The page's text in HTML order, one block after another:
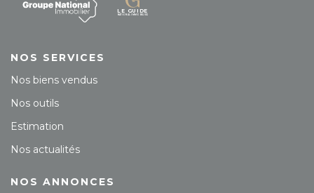
NOS SERVICES
Nos biens vendus
Nos outils
Estimation
Nos actualités
NOS ANNONCES